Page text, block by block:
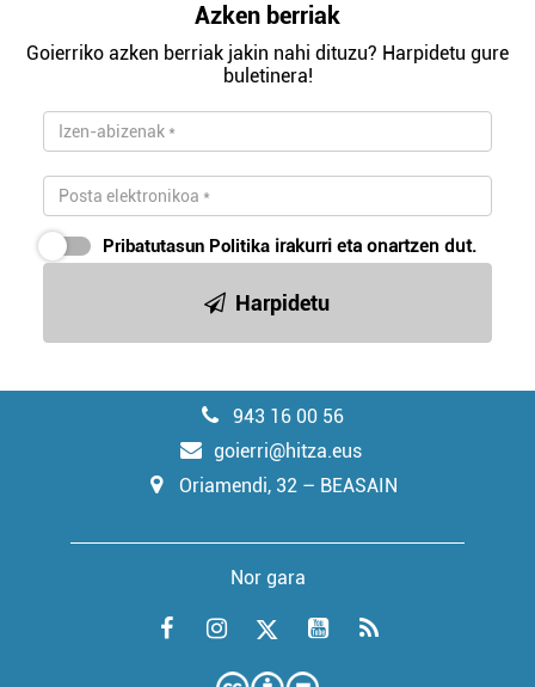
Azken berriak
Goierriko azken berriak jakin nahi dituzu? Harpidetu gure
buletinera!
Pribatutasun Politika irakurri eta onartzen dut.
Harpidetu
943 16 00 56
goierri@hitza.eus
Oriamendi, 32 – BEASAIN
Nor gara